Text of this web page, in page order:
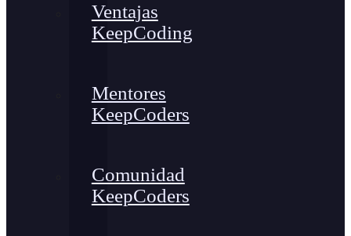
Ventajas
KeepCoding
Mentores
KeepCoders
Comunidad
KeepCoders